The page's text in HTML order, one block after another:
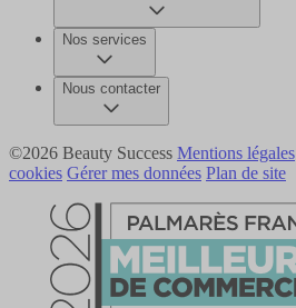
Nos services
Nous contacter
©2026 Beauty Success Mentions légales
cookies Gérer mes données Plan de site